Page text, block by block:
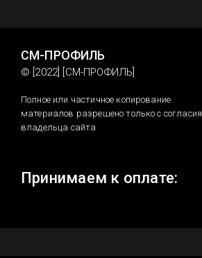
СМ-ПРОФИЛЬ
© [2022] [СМ-ПРОФИЛЬ]
Полное или частичное копирование
материалов разрешено только с согласия
владельца сайта
Принимаем к оплате: